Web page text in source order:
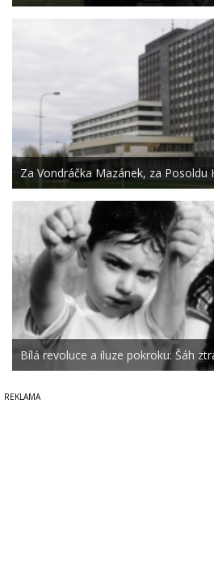
Za Vondráčka Mazánek, za Posoldu
Bílá revoluce a iluze pokroku: Šáh